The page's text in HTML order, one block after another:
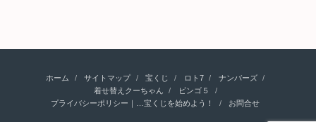
ホーム サイトマップ 宝くじ ロト7
ナンバーズ
着せ替えクーちゃん
ビンゴ５
プライバシーポリシー｜…宝くじを始めよう！
お問合せ